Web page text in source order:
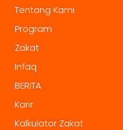
Tentang Kami
Program
Zakat
Infaq
BERITA
Karir
Kalkulator Zakat